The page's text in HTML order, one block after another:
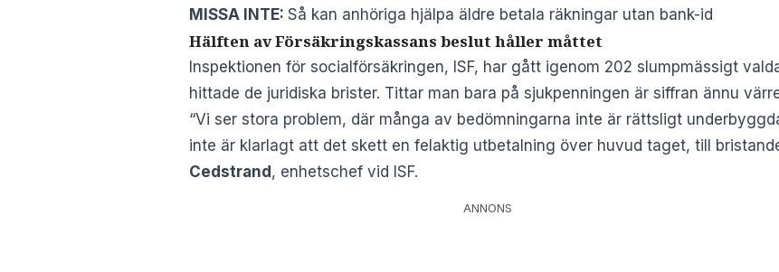
MISSA INTE: Så kan anhöriga hjälpa äldre betala räkningar utan bank-id
Hälften av Försäkringskassans beslut håller måttet
Inspektionen för socialförsäkringen, ISF, har gått igenom 202 slumpmässigt
hittade de juridiska brister. Tittar man bara på sjukpenningen är siffran ännu
“Vi ser stora problem, där många av bedömningarna inte är rättsligt
inte är klarlagt att det skett en felaktig utbetalning över huvud taget, till
Cedstrand, enhetschef vid ISF.
ANNONS